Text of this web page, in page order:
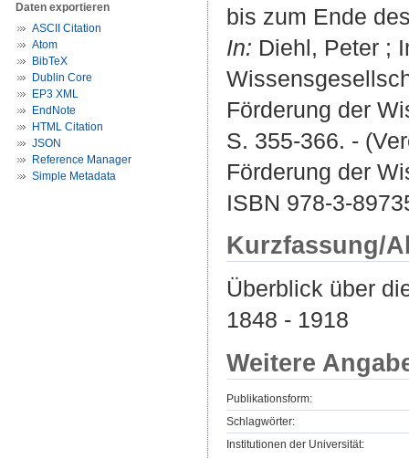
Daten exportieren
ASCII Citation
Atom
BibTeX
Dublin Core
EP3 XML
EndNote
HTML Citation
JSON
Reference Manager
Simple Metadata
bis zum Ende
In: Diehl, Peter ;
Förderung der
S. 355-366. -
Förderung der
ISBN 978-3-
Kurzfassung/
Überblick über
1848 - 1918
Weitere
Publikationsform:
Schlagwörter:
Institutionen der Universität: